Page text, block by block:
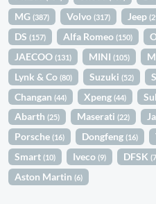
MG(387) Volvo(317) Jeep
DS(157) Alfa Romeo(150)
JAECOO(131) MINI(105)
Lynk & Co(80) Suzuki(52)
Changan(44) Xpeng(44)
Abarth(25) Maserati(22)
Porsche(16) Dongfeng(16)
Smart(10) Iveco(9) DFSK
Aston Martin(6)